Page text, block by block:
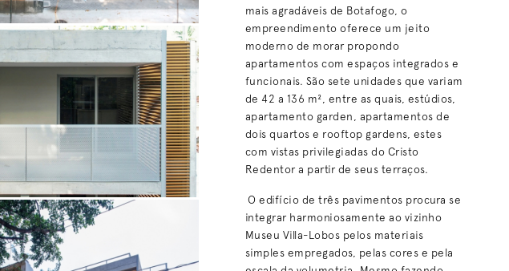
mais agradáveis de Botafogo, o
empreendimento oferece um jeito
moderno de morar propondo
apartamentos com espaços integrados e
funcionais. São sete unidades que variam
de 42 a 136 m², entre as quais, estúdios,
apartamento garden, apartamentos de
dois quartos e rooftop gardens, estes
com vistas privilegiadas do Cristo
Redentor a partir de seus terraços.
O edifício de três pavimentos procura se
integrar harmoniosamente ao vizinho
Museu Villa-Lobos pelos materiais
simples empregados, pelas cores e pela